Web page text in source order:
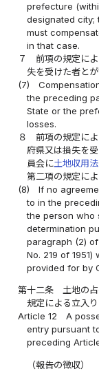
prefecture
designated city;
must
in that case.
７
前項の規定に
失を受けた者と
(7)
the preceding
State or the
losses.
８
前項の規定に
府県又は損失を
員会に土地収用法
第二項の規定に
(8)
If no
to in the
the person who
determination
paragraph (2)
No. 219 of
provided for by
第十二条
土地の
規定による立入
Article 12
A
entry pursuant
preceding
（報告の徴収）